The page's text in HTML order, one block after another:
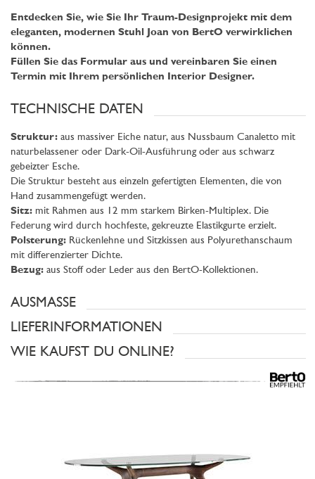
Entdecken Sie, wie Sie Ihr Traum-Designprojekt mit dem
eleganten, modernen Stuhl Joan von BertO verwirklichen
können.
Füllen Sie das Formular aus und vereinbaren Sie einen
Termin mit Ihrem persönlichen Interior Designer.
TECHNISCHE DATEN
Struktur: aus massiver Eiche natur, aus Nussbaum Canaletto mit
naturbelassener oder Dark-Oil-Ausführung oder aus schwarz
gebeizter Esche.
Die Struktur besteht aus einzeln gefertigten Elementen, die von
Hand zusammengefügt werden.
Sitz: mit Rahmen aus 12 mm starkem Birken-Multiplex. Die
Federung wird durch hochfeste, gekreuzte Elastikgurte erzielt.
Polsterung: Rückenlehne und Sitzkissen aus Polyurethanschaum
mit differenzierter Dichte.
Bezug: aus Stoff oder Leder aus den BertO-Kollektionen.
AUSMASSE
LIEFERINFORMATIONEN
WIE KAUFST DU ONLINE?